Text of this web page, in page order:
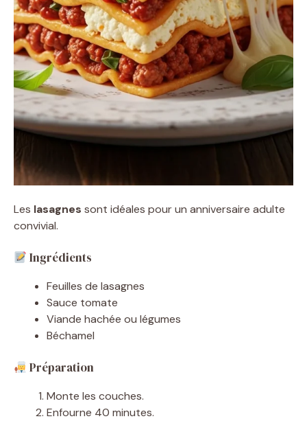
Les lasagnes sont idéales pour un anniversaire adulte
convivial.
Ingrédients
Feuilles de lasagnes
Sauce tomate
Viande hachée ou légumes
Béchamel
Préparation
Monte les couches.
Enfourne 40 minutes.